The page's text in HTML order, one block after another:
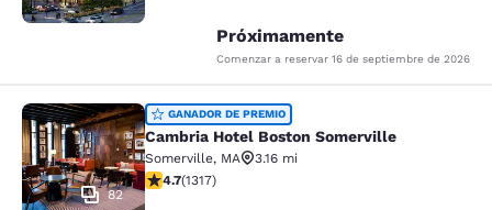
Próximamente
Comenzar a reservar 16 de septiembre de 2026
Cambria Hotel Boston Somerville
82
GANADOR DE PREMIO
Cambria Hotel Boston Somerville
Somerville, MA
3.16 mi
calificación de 4.69 estrellas. Excepcional. 1317
4.7(1317)